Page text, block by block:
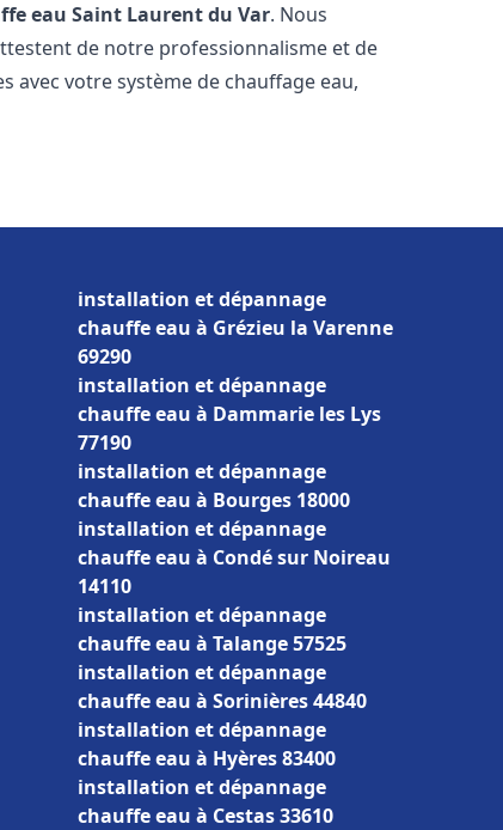
eau Saint Laurent du Var. Nous
de notre professionnalisme et de
avec votre système de chauffage eau,
installation et dépannage
chauffe eau à Grézieu la Varenne
69290
installation et dépannage
chauffe eau à Dammarie les Lys
77190
installation et dépannage
chauffe eau à Bourges 18000
installation et dépannage
chauffe eau à Condé sur Noireau
14110
installation et dépannage
chauffe eau à Talange 57525
installation et dépannage
chauffe eau à Sorinières 44840
installation et dépannage
chauffe eau à Hyères 83400
installation et dépannage
chauffe eau à Cestas 33610